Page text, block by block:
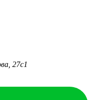
27c1